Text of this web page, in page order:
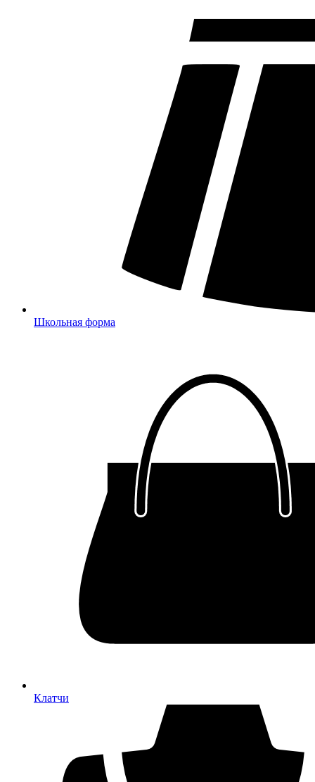
Школьная форма
Клатчи